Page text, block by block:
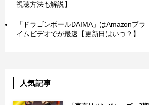
視聴方法も解説】
「ドラゴンボールDAIMA」はAmazonプラ
イムビデオでが最速【更新日はいつ？】
人気記事